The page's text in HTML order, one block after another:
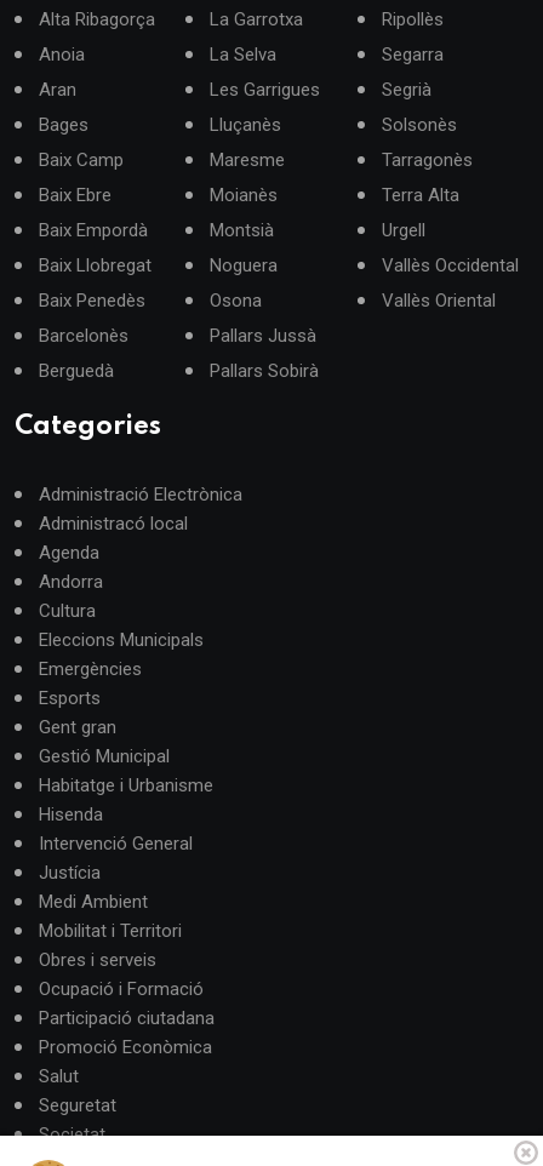
Alta Ribagorça
Anoia
Aran
Bages
Baix Camp
Baix Ebre
Baix Empordà
Baix Llobregat
Baix Penedès
Barcelonès
Berguedà
La Garrotxa
La Selva
Les Garrigues
Lluçanès
Maresme
Moianès
Montsià
Noguera
Osona
Pallars Jussà
Pallars Sobirà
Ripollès
Segarra
Segrià
Solsonès
Tarragonès
Terra Alta
Urgell
Vallès Occidental
Vallès Oriental
Categories
Administració Electrònica
Administracó local
Agenda
Andorra
Cultura
Eleccions Municipals
Emergències
Esports
Gent gran
Gestió Municipal
Habitatge i Urbanisme
Hisenda
Intervenció General
Justícia
Medi Ambient
Mobilitat i Territori
Obres i serveis
Ocupació i Formació
Participació ciutadana
Promoció Econòmica
Salut
Seguretat
Societat